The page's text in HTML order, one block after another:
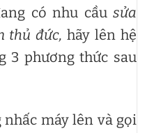
có nhu cầu sửa
thủ đức, hãy lên hệ
3 phương thức sau
nhấc máy lên và gọi